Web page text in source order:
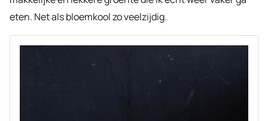
eten. Net als bloemkool zo veelzijdig.